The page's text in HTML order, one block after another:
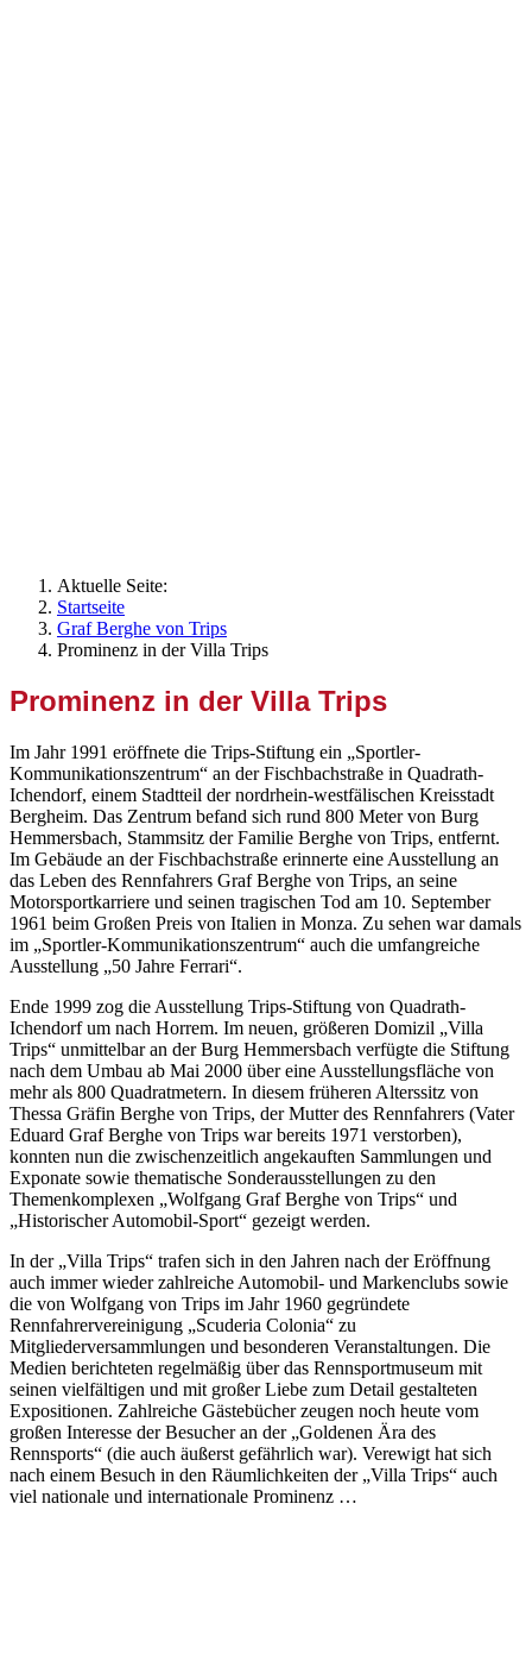
Aktuelle Seite:
Startseite
Graf Berghe von Trips
Prominenz in der Villa Trips
Prominenz in der Villa Trips
Im Jahr 1991 eröffnete die Trips-Stiftung ein „Sportler-
Kommunikationszentrum“ an der Fischbachstraße in Quadrath-
Ichendorf, einem Stadtteil der nordrhein-westfälischen Kreisstadt
Bergheim. Das Zentrum befand sich rund 800 Meter von Burg
Hemmersbach, Stammsitz der Familie Berghe von Trips, entfernt.
Im Gebäude an der Fischbachstraße erinnerte eine Ausstellung an
das Leben des Rennfahrers Graf Berghe von Trips, an seine
Motorsportkarriere und seinen tragischen Tod am 10. September
1961 beim Großen Preis von Italien in Monza. Zu sehen war damals
im „Sportler-Kommunikationszentrum“ auch die umfangreiche
Ausstellung „50 Jahre Ferrari“.
Ende 1999 zog die Ausstellung Trips-Stiftung von Quadrath-
Ichendorf um nach Horrem. Im neuen, größeren Domizil „Villa
Trips“ unmittelbar an der Burg Hemmersbach verfügte die Stiftung
nach dem Umbau ab Mai 2000 über eine Ausstellungsfläche von
mehr als 800 Quadratmetern. In diesem früheren Alterssitz von
Thessa Gräfin Berghe von Trips, der Mutter des Rennfahrers (Vater
Eduard Graf Berghe von Trips war bereits 1971 verstorben),
konnten nun die zwischenzeitlich angekauften Sammlungen und
Exponate sowie thematische Sonderausstellungen zu den
Themenkomplexen „Wolfgang Graf Berghe von Trips“ und
„Historischer Automobil-Sport“ gezeigt werden.
In der „Villa Trips“ trafen sich in den Jahren nach der Eröffnung
auch immer wieder zahlreiche Automobil- und Markenclubs sowie
die von Wolfgang von Trips im Jahr 1960 gegründete
Rennfahrervereinigung „Scuderia Colonia“ zu
Mitgliederversammlungen und besonderen Veranstaltungen. Die
Medien berichteten regelmäßig über das Rennsportmuseum mit
seinen vielfältigen und mit großer Liebe zum Detail gestalteten
Expositionen. Zahlreiche Gästebücher zeugen noch heute vom
großen Interesse der Besucher an der „Goldenen Ära des
Rennsports“ (die auch äußerst gefährlich war). Verewigt hat sich
nach einem Besuch in den Räumlichkeiten der „Villa Trips“ auch
viel nationale und internationale Prominenz …